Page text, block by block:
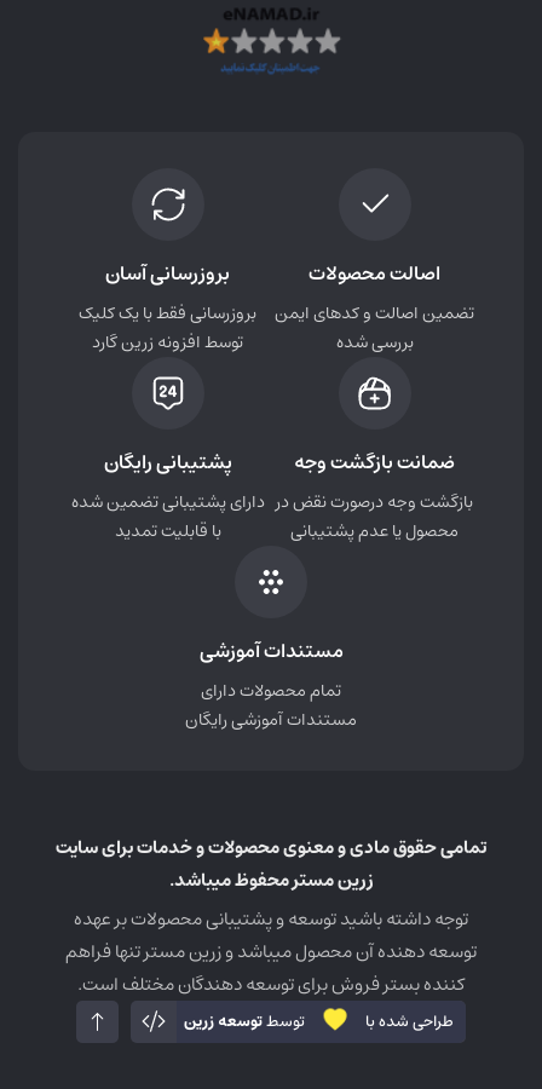
اصالت محصولات
تضمین اصالت و کدهای ایمن
بررسی شده
بروزرسانی آسان
بروزرسانی فقط با یک کلیک
توسط افزونه زرین گارد
ضمانت بازگشت وجه
بازگشت وجه درصورت نقض در
محصول یا عدم پشتیبانی
پشتیبانی رایگان
دارای پشتیبانی تضمین شده
با قابلیت تمدید
مستندات آموزشی
تمام محصولات دارای
مستندات آموزشی رایگان
تمامی حقوق مادی و معنوی محصولات و خدمات برای سایت
زرین مستر محفوظ میباشد.
توجه داشته باشید توسعه و پشتیبانی محصولات بر عهده
توسعه دهنده آن محصول میباشد و زرین مستر تنها فراهم
کننده بستر فروش برای توسعه دهندگان مختلف است.
طراحی شده با توسطتوسعه زرین